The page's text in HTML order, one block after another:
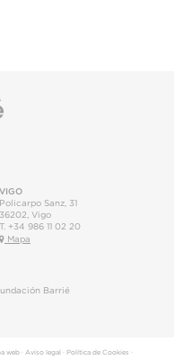
VIGO
Policarpo Sanz, 31
36202 Vigo
T. +34 986 11 02 20
Mapa
Barrié
web· Aviso legal · Política de Cookies ·